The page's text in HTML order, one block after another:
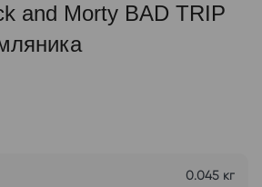
and Morty BAD TRIP
0.045 кг